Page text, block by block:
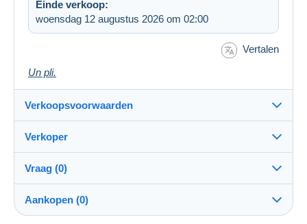
Einde verkoop:
woensdag 12 augustus 2026 om 02:00
Vertalen
Un pli.
Verkoopsvoorwaarden
Bestemming:
Zie de lijst van landen
Verzending:
Verzending na betaling
Verkoper
riqueton100%(14207x)
PRO
Winkel
Vraag (0)
Aankopen (0)